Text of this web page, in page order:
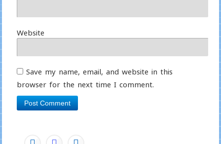
Website
Save my name, email, and website in this
browser for the next time I comment.